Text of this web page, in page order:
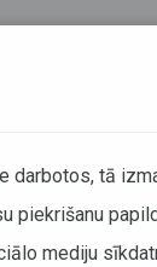
darbotos, tā
piekrišanu
mediju